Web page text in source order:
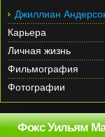
Джиллиан
Карьера
Личная жизнь
Фильмография
Фотографии
Фокс Уильям